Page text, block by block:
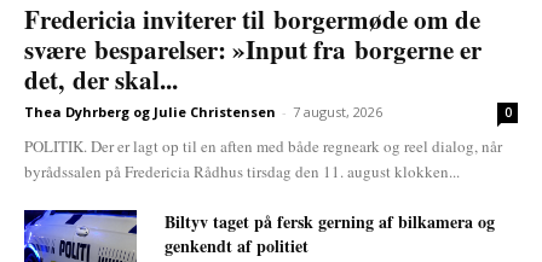
Fredericia inviterer til borgermøde om de
svære besparelser: »Input fra borgerne er
det, der skal...
Thea Dyhrberg og Julie Christensen - 7 august, 2026 0
POLITIK. Der er lagt op til en aften med både regneark og reel dialog, når
byrådssalen på Fredericia Rådhus tirsdag den 11. august klokken...
Biltyv taget på fersk gerning af bilkamera og
genkendt af politiet